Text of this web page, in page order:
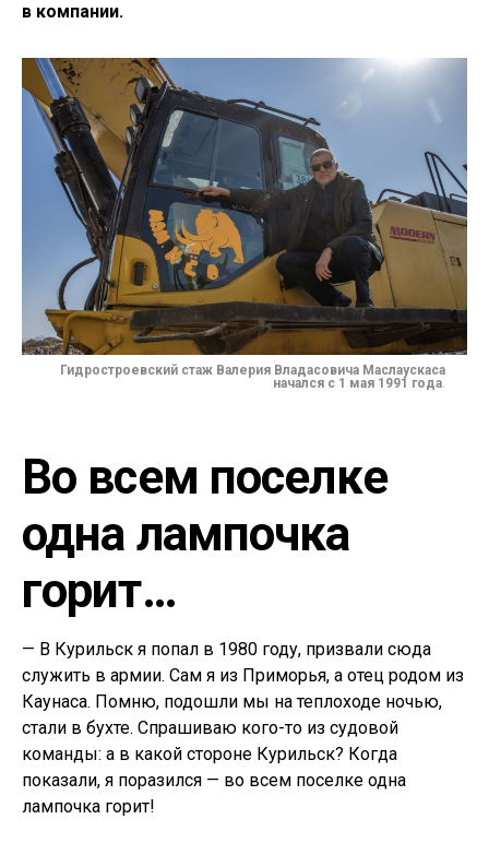
в компании.
Гидростроевский стаж Валерия Владасовича Маслаускаса
начался с 1 мая 1991 года.
Во всем поселке
одна лампочка
горит…
— В Курильск я попал в 1980 году, призвали сюда
служить в армии. Сам я из Приморья, а отец родом из
Каунаса. Помню, подошли мы на теплоходе ночью,
стали в бухте. Спрашиваю кого-то из судовой
команды: а в какой стороне Курильск? Когда
показали, я поразился — во всем поселке одна
лампочка горит!